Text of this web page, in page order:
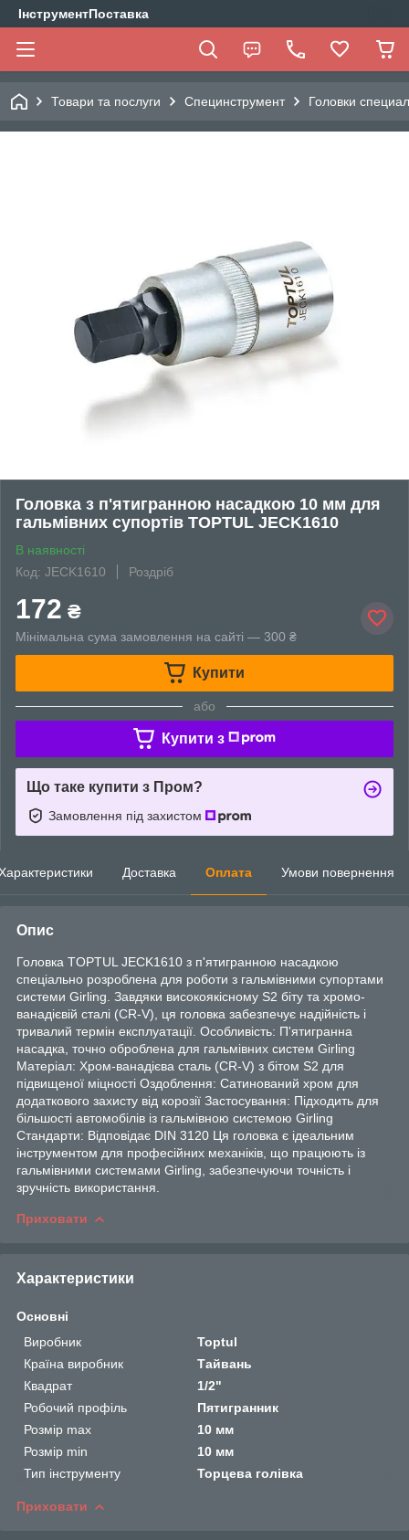
ІнструментПоставка
Товари та послуги Специнструмент Головки
Головка з п'ятигранною насадкою 10 мм для
гальмівних супортів TOPTUL JECK1610
В наявності
Код: JECK1610
Роздріб
172 ₴
Мінімальна сума замовлення на сайті — 300 ₴
Купити
або
Купити з
Що таке купити з Пром?
Замовлення під захистом
Доставка Оплата Умови повернення
Опис
Головка TOPTUL JECK1610 з п'ятигранною насадкою
спеціально розроблена для роботи з гальмівними супортами
системи Girling. Завдяки високоякісному S2 біту та хромо-
ванадієвій сталі (CR-V), ця головка забезпечує надійність і
тривалий термін експлуатації. Особливість: П'ятигранна
насадка, точно оброблена для гальмівних систем Girling
Матеріал: Хром-ванадієва сталь (CR-V) з бітом S2 для
підвищеної міцності Оздоблення: Сатинований хром для
додаткового захисту від корозії Застосування: Підходить для
більшості автомобілів із гальмівною системою Girling
Стандарти: Відповідає DIN 3120 Ця головка є ідеальним
інструментом для професійних механіків, що працюють із
гальмівними системами Girling, забезпечуючи точність і
зручність використання.
Приховати
Характеристики
Основні
Виробник
Toptul
Країна виробник
Тайвань
Квадрат
1/2"
Робочий профіль
Пятигранник
Розмір max
10 мм
Розмір min
10 мм
Тип інструменту
Торцева голівка
Приховати